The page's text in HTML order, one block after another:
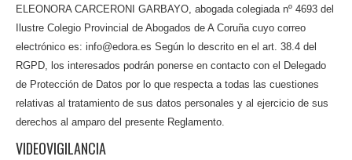
ELEONORA CARCERONI GARBAYO, abogada colegiada nº 4693 del
Ilustre Colegio Provincial de Abogados de A Coruña cuyo correo
electrónico es: info@edora.es Según lo descrito en el art. 38.4 del
RGPD, los interesados podrán ponerse en contacto con el Delegado
de Protección de Datos por lo que respecta a todas las cuestiones
relativas al tratamiento de sus datos personales y al ejercicio de sus
derechos al amparo del presente Reglamento.
VIDEOVIGILANCIA